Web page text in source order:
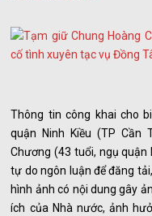
Thông tin công khai cho
quận Ninh Kiều (TP Cần
Chương (43 tuổi, ngụ quận
tự do ngôn luận để đăng
hình ảnh có nội dung gây
ích của Nhà nước, ảnh